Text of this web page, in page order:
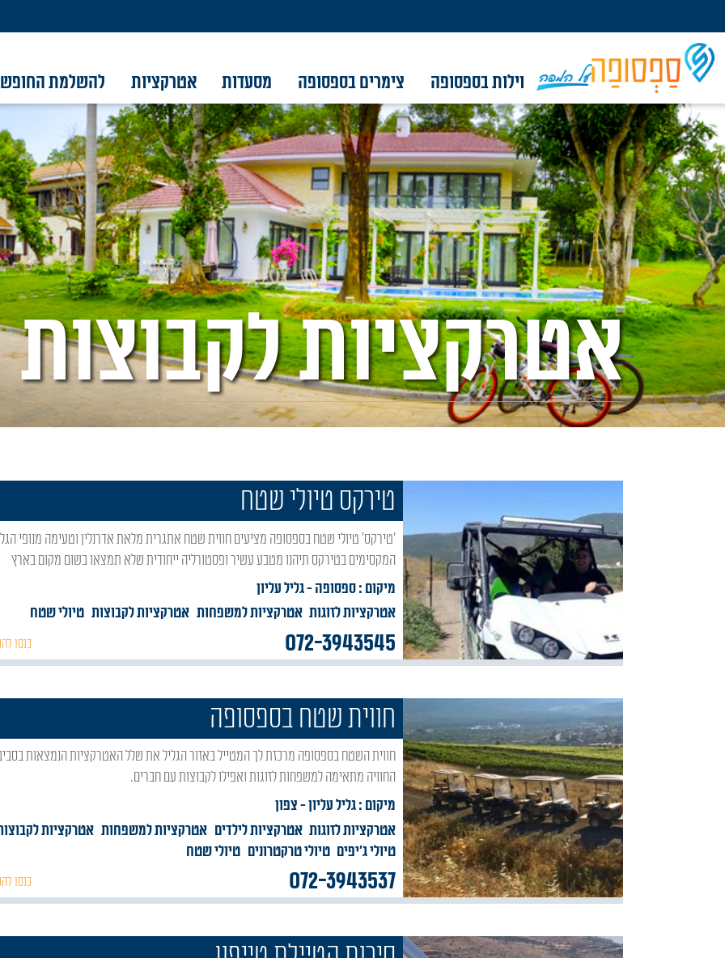
וילות בספסופה צימרים בספסופה מסעדות אטרקציות להשלמת
וילות בספסופה
צימרים בספסופה
אטרקציות בסביבה
מסלולים באזור
קברי צדיקים
מגזין
צור קשר
אטרקציות לקבוצות
טירקס טיולי שטח
'טירקס' טיולי שטח בספסופה מציעים חווית שטח אתגרית מלאת אדרנלין וטעימה מנופי הגליל
המקסימים בטירקס תיהנו מטבע עשיר ופסטורליה ייחודית שלא תמצאו בשום מקום בארץ
מיקום : ספסופה- גליל עליון
אטרקציות לזוגות אטרקציות למשפחות אטרקציות לקבוצות טיולי שטח
072-3943545 כנסו
חווית שטח בספסופה
חווית השטח בספסופה מרכזת לך המטייל באזור הגליל את שלל האטרקציות הנמצאות בסביבה.
החוויה מתאימה למשפחות לזוגות ואפילו לקבוצות עם חברים.
מיקום : גליל עליון- צפון
אטרקציות לזוגות אטרקציות לילדים אטרקציות למשפחות אטרקציות
טיולי ג'יפים טיולי טרקטרונים טיולי שטח
072-3943537 כנסו